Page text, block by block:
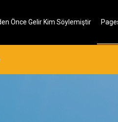
Önce Gelir Kim Söylemiştir